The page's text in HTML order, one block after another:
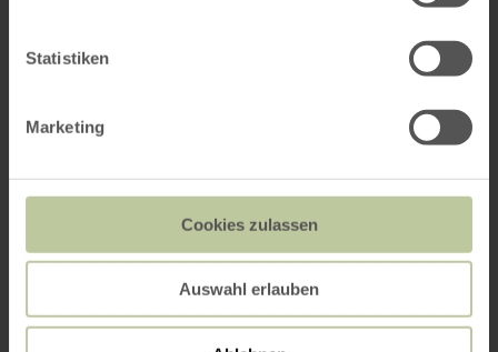
Statistiken
Marketing
Cookies zulassen
Auswahl erlauben